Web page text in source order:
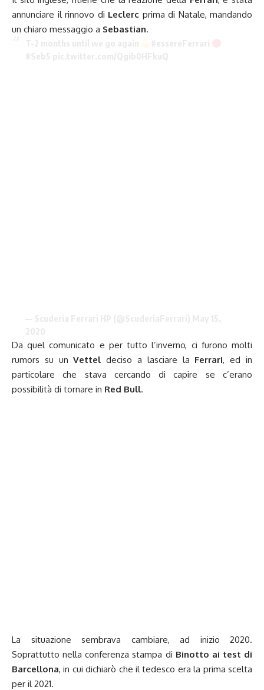
annunciare il rinnovo di Leclerc prima di Natale, mandando
un chiaro messaggio a Sebastian.
Da quel comunicato e per tutto l’inverno, ci furono molti
rumors su unVettel deciso a lasciare la Ferrari, ed in
particolare che stava cercando di capire se c’erano
possibilità di tornare in Red Bull.
La situazione sembrava cambiare, ad inizio 2020.
Soprattutto nella conferenza stampa di Binotto ai test di
Barcellona, in cui dichiarò che il tedesco era la prima scelta
per il 2021.